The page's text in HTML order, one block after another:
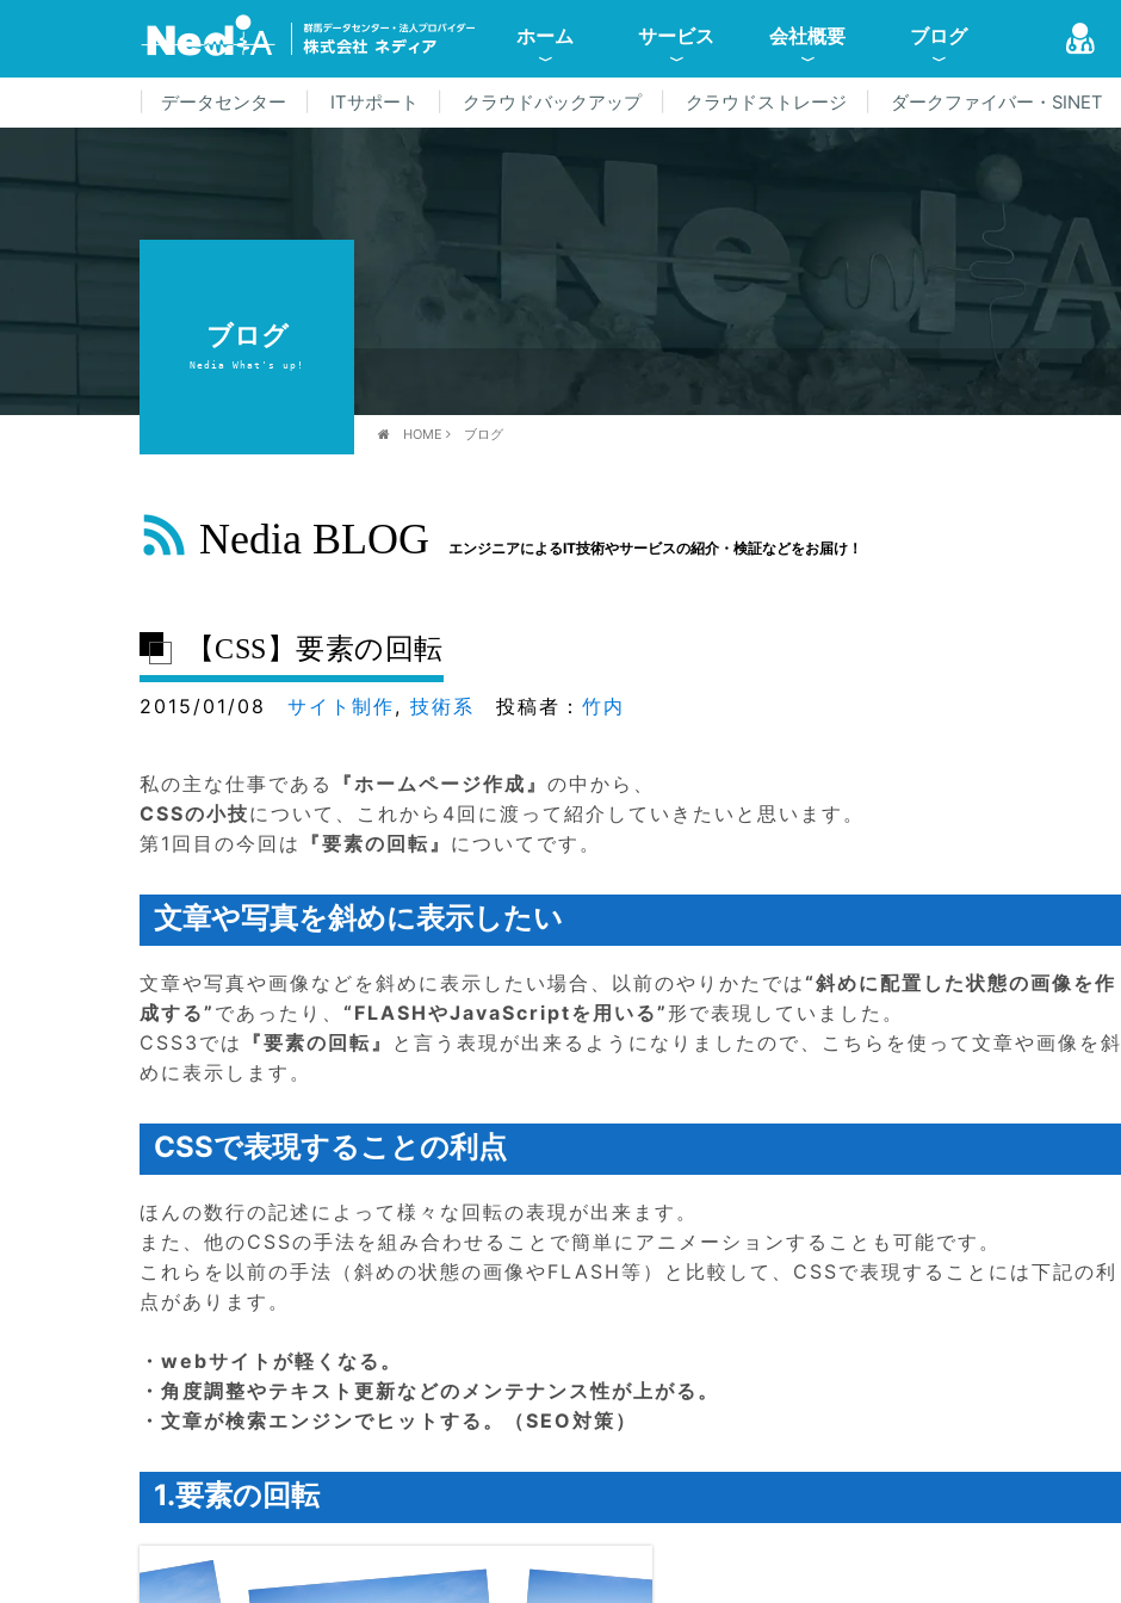
ホーム サービス 会社概要 ブログ
データセンター ITサポート クラウドバックアップ クラウドストレージ ダークファイバー・SINET
ブログ
Nedia What's up!
HOME ブログ
Nedia BLOG エンジニアによるIT技術やサービスの紹介・検証などをお届け！
【CSS】要素の回転
2015/01/08 サイト制作, 技術系 投稿者： 竹内
私の主な仕事である 『ホームページ作成』 の中から、
CSSの小技について、これから4回に渡って紹介していきたいと思います。
第1回目の今回は 『要素の回転』 についてです。
文章や写真を斜めに表示したい
文章や写真や画像などを斜めに表示したい場合、以前のやりかたでは “斜めに配置した状態の画像を作
成する” であったり、 “FLASHやJavaScriptを用いる” 形で表現していました。
CSS3では 『要素の回転』 と言う表現が出来るようになりましたので、こちらを使って文章や画像を斜
めに表示します。
CSSで表現することの利点
ほんの数行の記述によって様々な回転の表現が出来ます。
また、他のCSSの手法を組み合わせることで簡単にアニメーションすることも可能です。
これらを以前の手法（斜めの状態の画像やFLASH等）と比較して、CSSで表現することには下記の利
点があります。
・webサイトが軽くなる。
・角度調整やテキスト更新などのメンテナンス性が上がる。
・文章が検索エンジンでヒットする。（SEO対策）
1.要素の回転